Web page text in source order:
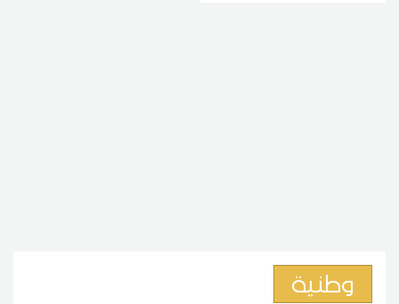
وطنية